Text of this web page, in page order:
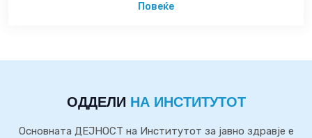
Повеќе
ОДДЕЛИ НА ИНСТИТУТОТ
Основната ДЕЈНОСТ на Институтот за јавно здравје е